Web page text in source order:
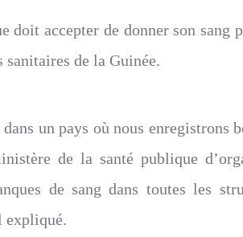
doit accepter de donner son sang
sanitaires de la Guinée.
un pays où nous enregistrons
de la santé publique
de sang dans toutes les
expliqué.